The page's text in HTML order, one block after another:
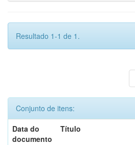
Resultado 1-1 de 1.
Conjunto de itens:
Data do
documento
Título